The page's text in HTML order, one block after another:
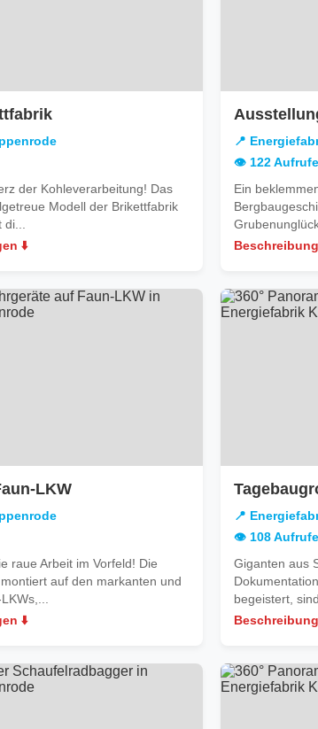
in
der Kohleverarbeitung! Das
Modell der Brikettfabrik
⬇️
📍
👁️ 122 Aufrufe
Ein
LKWin
raue Arbeit im Vorfeld! Die
auf den markanten und
⬇️
📍
👁️ 108 Aufrufe
Giganten aus
begeistert,